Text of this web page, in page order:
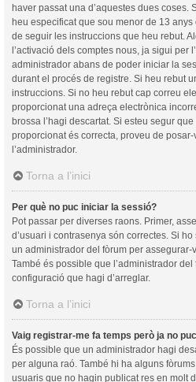
haver passat una d’aquestes dues coses.
heu especificat que sou menor de 13
de seguir les instruccions que heu rebut.
l’activació dels comptes nous, ja sigui per
administrador abans de poder iniciar la
durant el procés de registre. Si heu rebut
instruccions. Si no heu rebut cap correu
proporcionat una adreça electrònica
brossa l’hagi descartat. Si esteu segur
proporcionat és correcta, proveu de
l’administrador.
Torna a l’inici
Per què no puc iniciar la sessió?
Pot passar per diverses raons. Primer,
d’usuari i contrasenya són correctes. Si
un administrador del fòrum per assegurar-
També és possible que l’administrador
configuració que hagi d’arreglar.
Torna a l’inici
Vaig registrar-me fa temps però ja no
És possible que un administrador hagi
per alguna raó. També hi ha alguns
usuaris que no hagin publicat res en molt